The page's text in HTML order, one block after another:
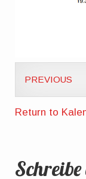
PREVIOUS
Return to